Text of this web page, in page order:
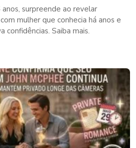
surpreende ao revelar
mulher que conhecia há anos e
confidências. Saiba mais.